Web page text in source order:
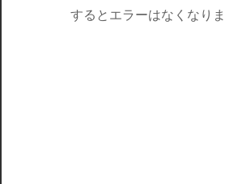
するとエラーはなくなり